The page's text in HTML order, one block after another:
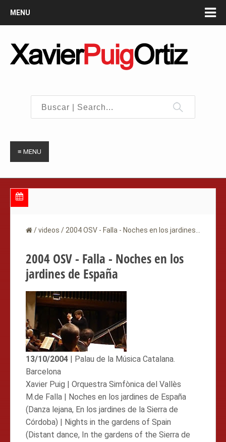
MENU
≡ MENU
/videos / 2004 OSV - Falla - Noches en los jardines de España
2004 OSV - Falla - Noches en los
jardines de España
13/10/2004 | Palau de la Música Catalana.
Barcelona
Xavier Puig | Orquestra Simfònica del Vallès
M.de Falla | Noches en los jardines de España
(Danza lejana, En los jardines de la Sierra de
Córdoba) | Nights in the gardens of Spain
(Distant dance, In the gardens of the Sierra de